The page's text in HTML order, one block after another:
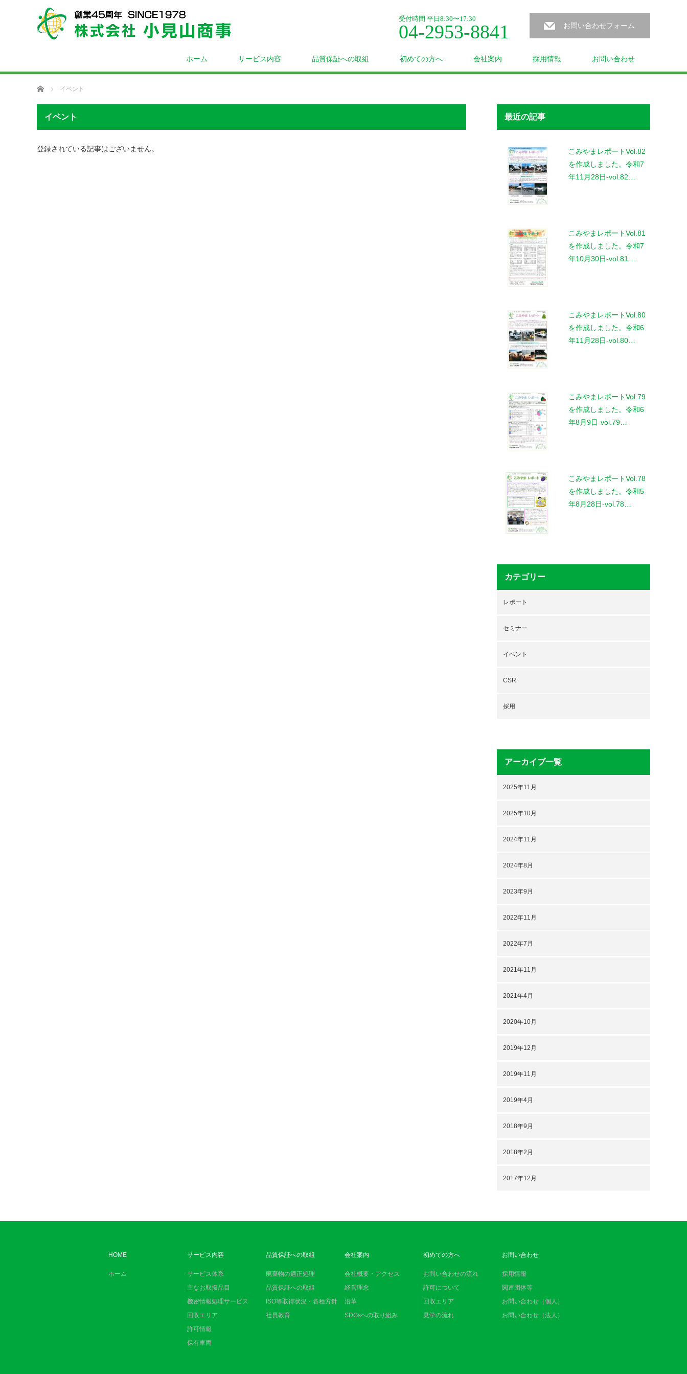
受付時間 平日8:30〜17:30
04-2953-8841 お問い合わせフォーム
ホーム サービス内容 品質保証への取組 初めての方へ 会社案内 採用情報 お問い合わせ
ホーム イベント
イベント
登録されている記事はございません。
最近の記事
こみやまレポートVol.82
を作成しました。令和7
年11月28日-vol.82…
こみやまレポートVol.81
を作成しました。令和7
年10月30日-vol.81…
こみやまレポートVol.80
を作成しました。令和6
年11月28日-vol.80…
こみやまレポートVol.79
を作成しました。令和6
年8月9日-vol.79…
こみやまレポートVol.78
を作成しました。令和5
年8月28日-vol.78…
カテゴリー
レポート
セミナー
イベント
CSR
採用
アーカイブ一覧
2025年11月
2025年10月
2024年11月
2024年8月
2023年9月
2022年11月
2022年7月
2021年11月
2021年4月
2020年10月
2019年12月
2019年11月
2019年4月
2018年9月
2018年2月
2017年12月
HOME
ホーム
サービス内容
サービス体系
主なお取扱品目
機密情報処理サービス
回収エリア
許可情報
保有車両
品質保証への取組
廃棄物の適正処理
品質保証への取組
ISO等取得状況・各種方針
社員教育
会社案内
会社概要・アクセス
経営理念
沿革
SDGsへの取り組み
初めての方へ
お問い合わせの流れ
許可について
回収エリア
見学の流れ
お問い合わせ
採用情報
関連団体等
お問い合わせ（個人）
お問い合わせ（法人）